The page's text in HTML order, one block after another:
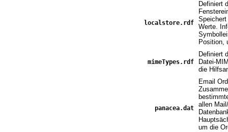
localstore.rdf
Definiert
Werte.
Position,
mimeTypes.rdf
Definiert
Datei-
die
panacea.dat
Email
allen
um die